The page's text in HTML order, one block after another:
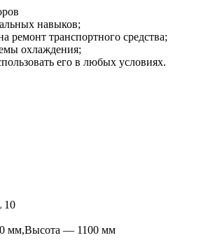
навыков;
ремонт транспортного средства;
охлаждения;
его в любых условиях.
10
мм,Высота — 1100 мм